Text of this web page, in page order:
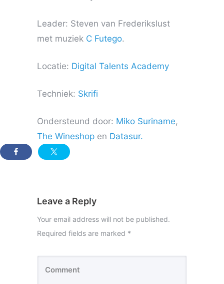
Leader: Steven van Frederikslust
met muziek C Futego.
Locatie: Digital Talents Academy
Techniek: Skrifi
Ondersteund door: Miko Suriname,
The Wineshop en Datasur.
Leave a Reply
Your email address will not be published.
Required fields are marked *